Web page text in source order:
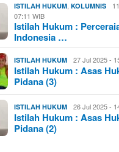
ISTILAH HUKUM ,KOLUMNIS
07:11 WIB
Istilah Hukum :
Indonesia …
ISTILAH HUKUM 27 Jul 2025 -
Istilah Hukum : Asas
Pidana (3)
ISTILAH HUKUM 26 Jul 2025 -
Istilah Hukum : Asas
Pidana (2)